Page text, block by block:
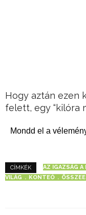
Hogy aztán ezen
felett, egy “kilóra
Mondd el a
CÍMKÉK AZ IGAZSÁG A
VILÁG
KONTEÓ